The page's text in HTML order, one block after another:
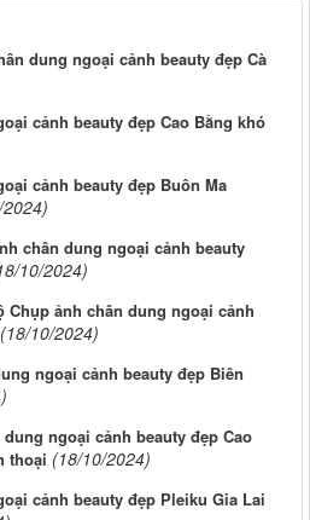
dung ngoại cảnh beauty đẹp Cà
cảnh beauty đẹp Cao Bằng khó
cảnh beauty đẹp Buôn Ma
chân dung ngoại cảnh beauty
10/2024)
Chụp ảnh chân dung ngoại cảnh
(18/10/2024)
ngoại cảnh beauty đẹp Biên
ngoại cảnh beauty đẹp Cao
thoại (18/10/2024)
cảnh beauty đẹp Pleiku Gia Lai